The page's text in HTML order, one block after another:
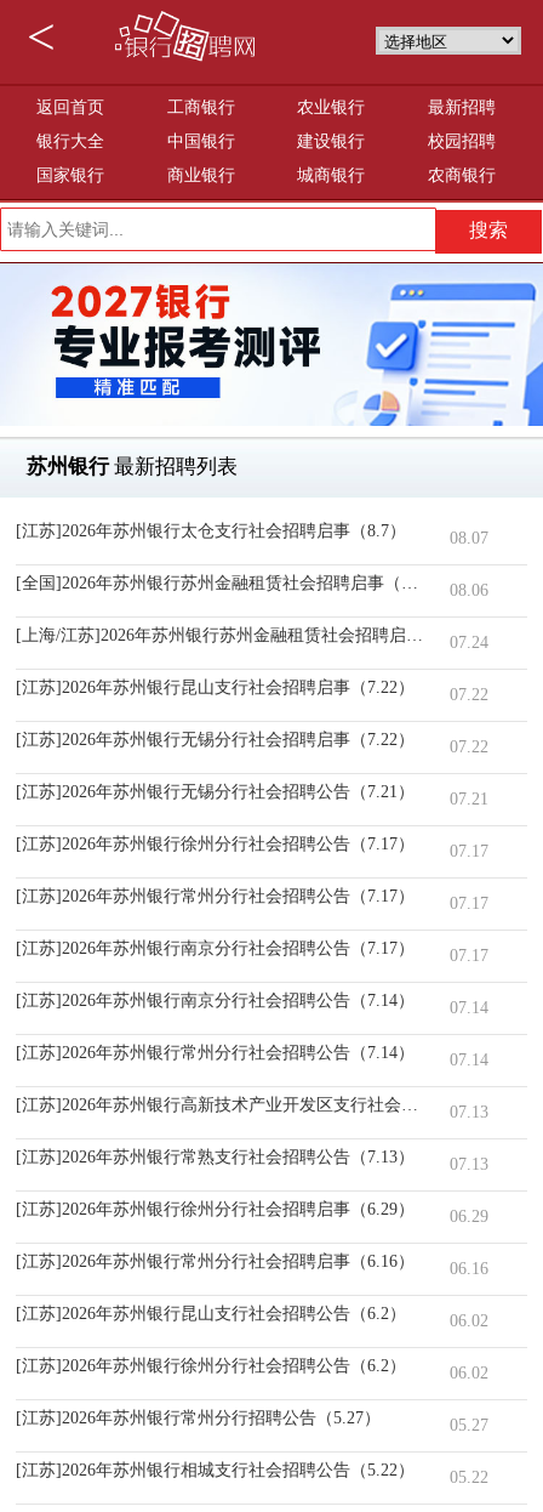
<
返回首页 工商银行 农业银行
最新招聘
银行大全
中国银行 建设银行
校园招聘
国家银行
商业银行 城商银行 农商银行
苏州银行最新招聘列表
[江苏]2026年苏州银行太仓支行社会招聘启事（8.7） 08.07
[全国]2026年苏州银行苏州金融租赁社会招聘启事（8.6） 08.06
[上海/江苏]2026年苏州银行苏州金融租赁社会招聘启事（7.24）
07.24
[江苏]2026年苏州银行昆山支行社会招聘启事（7.22） 07.22
[江苏]2026年苏州银行无锡分行社会招聘启事（7.22） 07.22
[江苏]2026年苏州银行无锡分行社会招聘公告（7.21） 07.21
[江苏]2026年苏州银行徐州分行社会招聘公告（7.17） 07.17
[江苏]2026年苏州银行常州分行社会招聘公告（7.17） 07.17
[江苏]2026年苏州银行南京分行社会招聘公告（7.17） 07.17
[江苏]2026年苏州银行南京分行社会招聘公告（7.14） 07.14
[江苏]2026年苏州银行常州分行社会招聘公告（7.14） 07.14
[江苏]2026年苏州银行高新技术产业开发区支行社会招聘公告（7.13）
07.13
[江苏]2026年苏州银行常熟支行社会招聘公告（7.13） 07.13
[江苏]2026年苏州银行徐州分行社会招聘启事（6.29） 06.29
[江苏]2026年苏州银行常州分行社会招聘启事（6.16） 06.16
[江苏]2026年苏州银行昆山支行社会招聘公告（6.2） 06.02
[江苏]2026年苏州银行徐州分行社会招聘公告（6.2） 06.02
[江苏]2026年苏州银行常州分行招聘公告（5.27） 05.27
[江苏]2026年苏州银行相城支行社会招聘公告（5.22） 05.22